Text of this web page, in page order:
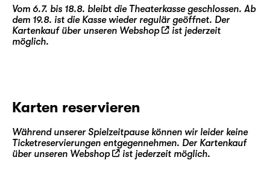
Vom 6.7. bis 18.8. bleibt die Theaterkasse geschlossen. Ab
dem 19.8. ist die Kasse wieder regulär geöffnet. Der
Kartenkauf über unseren Webshop
ist jederzeit
möglich.
Karten reservieren
Während unserer Spielzeitpause können wir leider keine
Ticketreservierungen entgegennehmen. Der Kartenkauf
über unseren Webshop ist jederzeit möglich.